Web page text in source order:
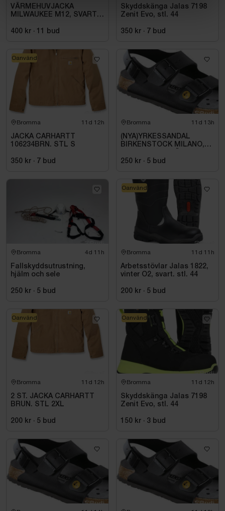
VÄRMEHUVJACKA
MILWAUKEE M12, SVART
400 kr · 11 bud
Skyddskänga Jalas 7198
Zenit Evo, stl. 44
350 kr · 7 bud
Bromma 11d 12h
JACKA CARHARTT
106234BRN. STL S
350 kr · 7 bud
Oanvänd
Bromma 11d 13h
(NYA)YRKESSANDAL
BIRKENSTOCK MILANO,
SVART. STL 42
250 kr · 5 bud
Bromma 4d 11h
Fallskyddsutrustning,
hjälm och sele
250 kr · 5 bud
Bromma 11d 11h
Arbetsstövlar Jalas 1822,
vinter O2, svart. stl. 44
200 kr · 5 bud
Oanvänd
Bromma 11d 12h
2 ST. JACKA CARHARTT
BRUN. STL 2XL
200 kr · 5 bud
Oanvänd
Bromma 11d 12h
Skyddskänga Jalas 7198
Zenit Evo, stl. 44
150 kr · 3 bud
Oanvänd